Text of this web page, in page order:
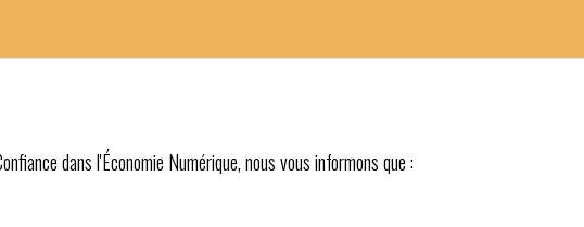
dans l'Économie Numérique, nous vous informons que :